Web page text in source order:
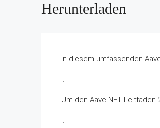
Herunterladen
In diesem umfassenden
…
Um den Aave NFT
…